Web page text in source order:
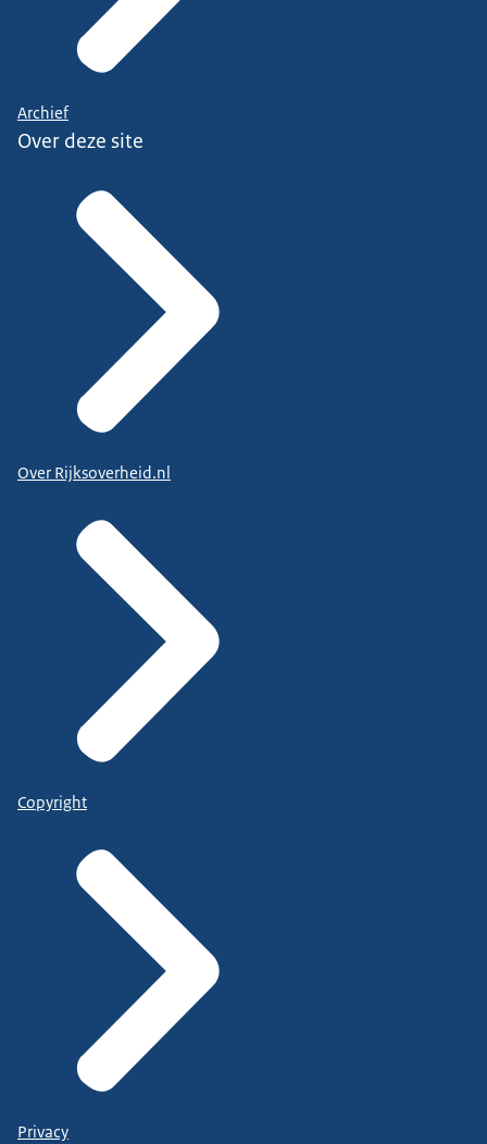
Archief
Over deze site
Over Rijksoverheid.nl
Copyright
Privacy